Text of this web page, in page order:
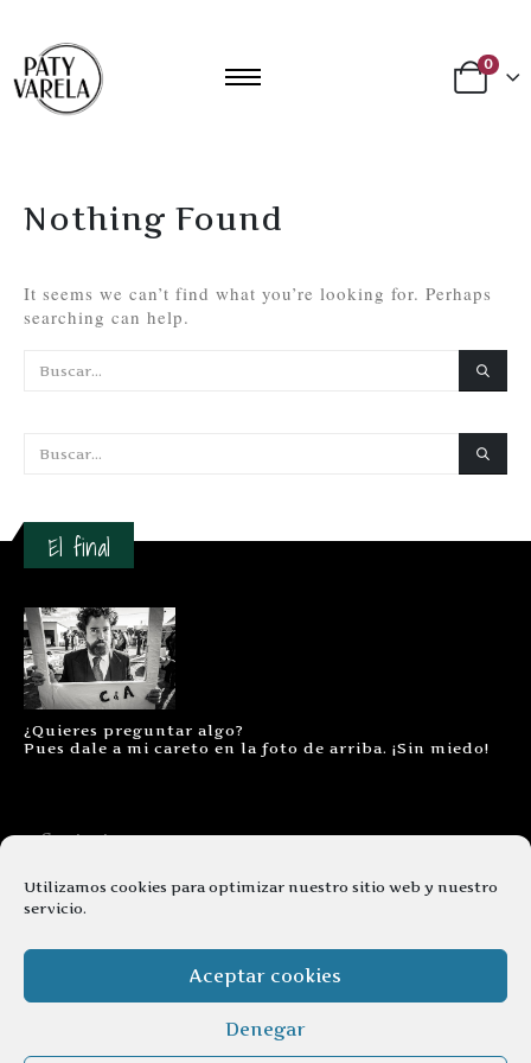
Utilizamos cookies para optimizar nuestro sitio web y nuestro
servicio.
Aceptar cookies
Denegar
0
Nothing Found
It seems we can’t find what you’re looking for. Perhaps
searching can help.
El final
¿Quieres preguntar algo?
Pues dale a mi careto en la foto de arriba. ¡Sin miedo!
Contacto
Aviso legal